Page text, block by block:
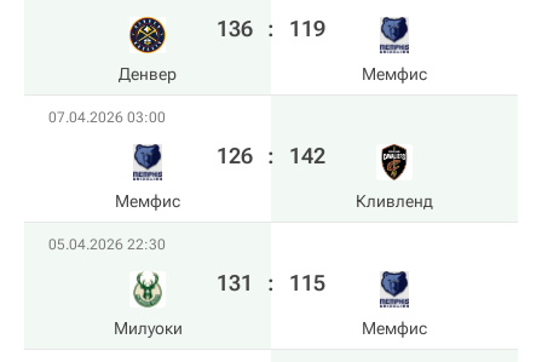
Денвер
136 : 119
Мемфис
07.04.2026 03:00
Мемфис
126 : 142
Кливленд
05.04.2026 22:30
Милуоки
131 : 115
Мемфис